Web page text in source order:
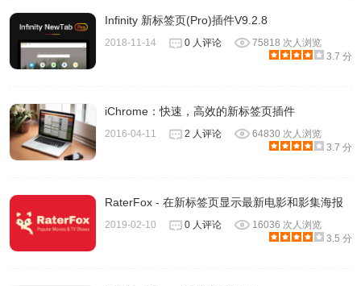
Infinity 新标签页(Pro)插件V9.2.8
2018-11-14 0 人评论
75818 次人浏览
3.7 分
iChrome：快速，高效的新标签页插件
2016-04-11 2 人评论
64830 次人浏览
3.7 分
RaterFox - 在新标签页显示最新电影和影集海报
2019-02-10 0 人评论
16036 次人浏览
3.5 分